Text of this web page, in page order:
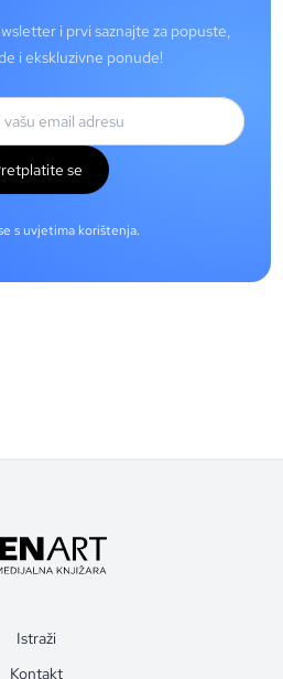
i prvi saznajte za popuste,
i ekskluzivne ponude!
se
s uvjetima korištenja.
Istraži
Kontakt